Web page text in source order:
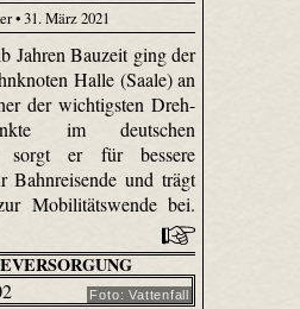
• 31. März 2021
Jahren Bauzeit ging der
Halle (Saale) an
der wichtigsten Dreh-
im deutschen
sorgt er für bessere
Bahnreisende und trägt
Mobilitätswende bei.
Foto: Vattenfall